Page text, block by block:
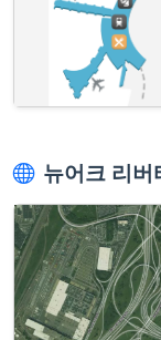
뉴어크 리버